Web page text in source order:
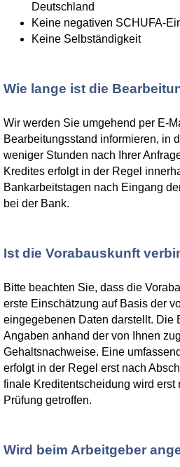
Deutschland
Keine negativen SCHUFA-
Keine Selbständigkeit
Wie lange ist die
Wir werden Sie umgehend per E-
Bearbeitungsstand informieren, in
weniger Stunden nach Ihrer
Kredites erfolgt in der Regel
Bankarbeitstagen nach Eingang
bei der Bank.
Ist die Vorabauskunft
Bitte beachten Sie, dass die
erste Einschätzung auf Basis der
eingegebenen Daten darstellt. Die
Angaben anhand der von Ihnen
Gehaltsnachweise. Eine
erfolgt in der Regel erst nach
finale Kreditentscheidung wird erst
Prüfung getroffen.
Wird beim Arbeitgeber